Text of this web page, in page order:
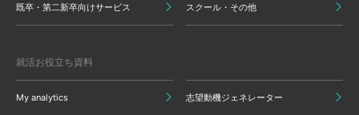
既卒・第二新卒向けサービス スクール・その他
就活お役立ち資料
My analytics 志望動機ジェネレーター